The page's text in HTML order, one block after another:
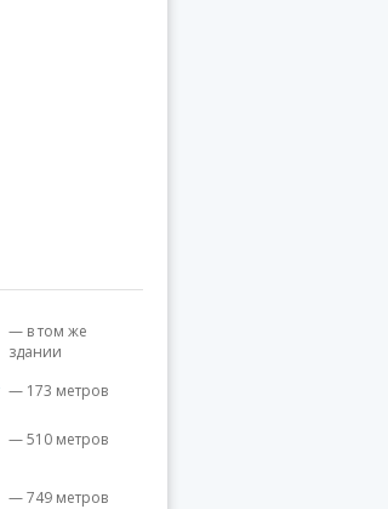
— в том же
здании
— 173 метров
— 510 метров
— 749 метров